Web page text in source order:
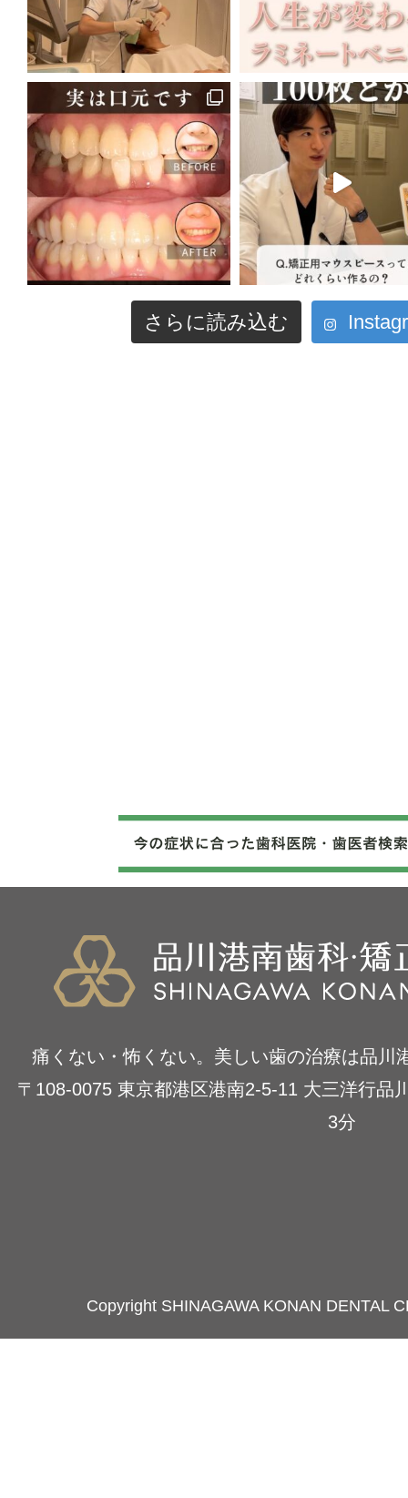
さらに読み込む
痛くない・怖くない。美しい歯の治療は品川
〒108-0075 東京都港区港南2-5-11 大三洋行品
3分
Copyright SHINAGAWA KONAN DENTAL